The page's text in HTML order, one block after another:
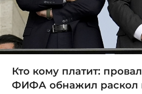
Кто кому платит:
ФИФА обнажил раскол